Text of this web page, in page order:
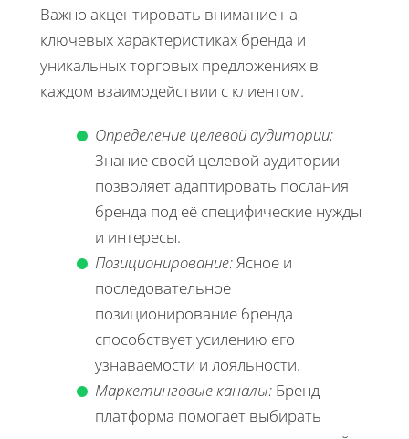
Важно акцентировать внимание на
ключевых характеристиках бренда и
уникальных торговых предложениях в
каждом взаимодействии с клиентом.
Определение целевой аудитории:
Знание своей целевой аудитории
позволяет адаптировать послания
бренда под её специфические нужды
и интересы.
Позиционирование:Ясное и
последовательное
позиционирование бренда
способствует усилению его
узнаваемости и лояльности.
Маркетинговые каналы: Бренд-
платформа помогает выбирать